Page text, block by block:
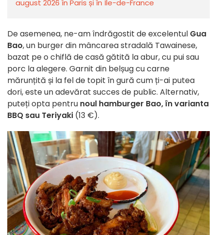
august 2026 în Paris și în Île-de-France
De asemenea, ne-am îndrăgostit de excelentul Gua
Bao, un burger din mâncarea stradală Tawainese,
bazat pe o chiflă de casă gătită la abur, cu pui sau
porc la alegere. Garnit din belșug cu carne
mărunțită și la fel de topit în gură cum ți-ai putea
dori, este un adevărat succes de public. Alternativ,
puteți opta pentru noul hamburger Bao, în varianta
BBQ sau Teriyaki (13 €).